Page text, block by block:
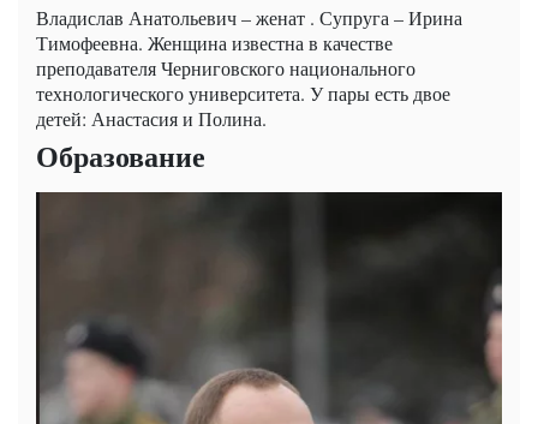
Владислав Анатольевич – женат . Супруга – Ирина
Тимофеевна. Женщина известна в качестве
преподавателя Черниговского национального
технологического университета. У пары есть двое
детей: Анастасия и Полина.
Образование